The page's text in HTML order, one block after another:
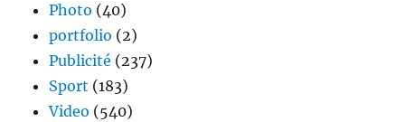
Photo (40)
portfolio (2)
Publicité (237)
Sport (183)
Video (540)